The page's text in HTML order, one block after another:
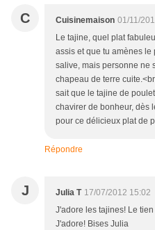
C Cuisinemaison 01/11/
Le tajine, quel plat
assis et que tu amènes le
salive, mais personne ne
chapeau de terre
sait que le tajine de
chavirer de bonheur, dès
pour ce délicieux plat de
Répondre
J Julia T 17/07/2012 15:02
J'adore les tajines! Le
J'adore! Bises Julia